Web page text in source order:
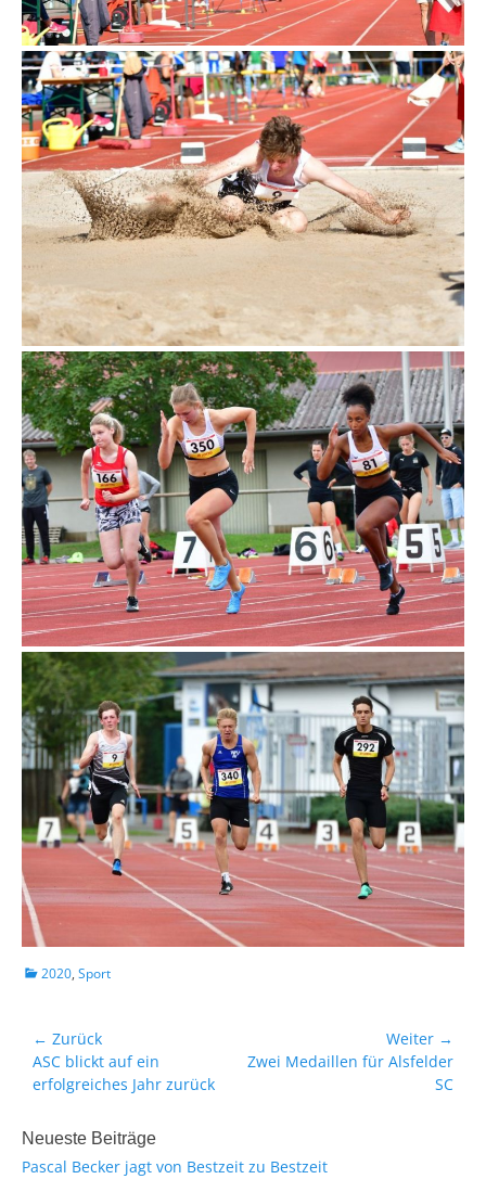
K
e
n
2020, Sport
Beitragsnavigation
← Zurück
Vorheriger
Beitrag:
ASC blickt auf ein
erfolgreiches Jahr zurück
Weiter →
Nächster
Zwei Medaillen für Alsfelder
SC
Neueste Beiträge
Pascal Becker jagt von Bestzeit zu Bestzeit